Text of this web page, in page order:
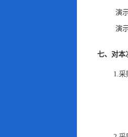
演
演
七、对本
1.采